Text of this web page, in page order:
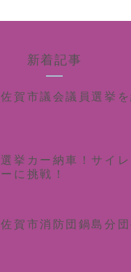
新着記事
佐賀市議会議員選挙を
選挙カー納車！サイ
ーに挑戦！
佐賀市消防団鍋島分